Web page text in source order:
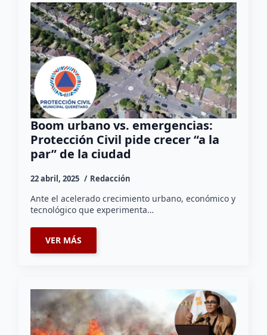
Boom urbano vs. emergencias:
Protección Civil pide crecer “a la
par” de la ciudad
22 abril, 2025 Redacción
Ante el acelerado crecimiento urbano, económico y
tecnológico que experimenta…
VER MÁS